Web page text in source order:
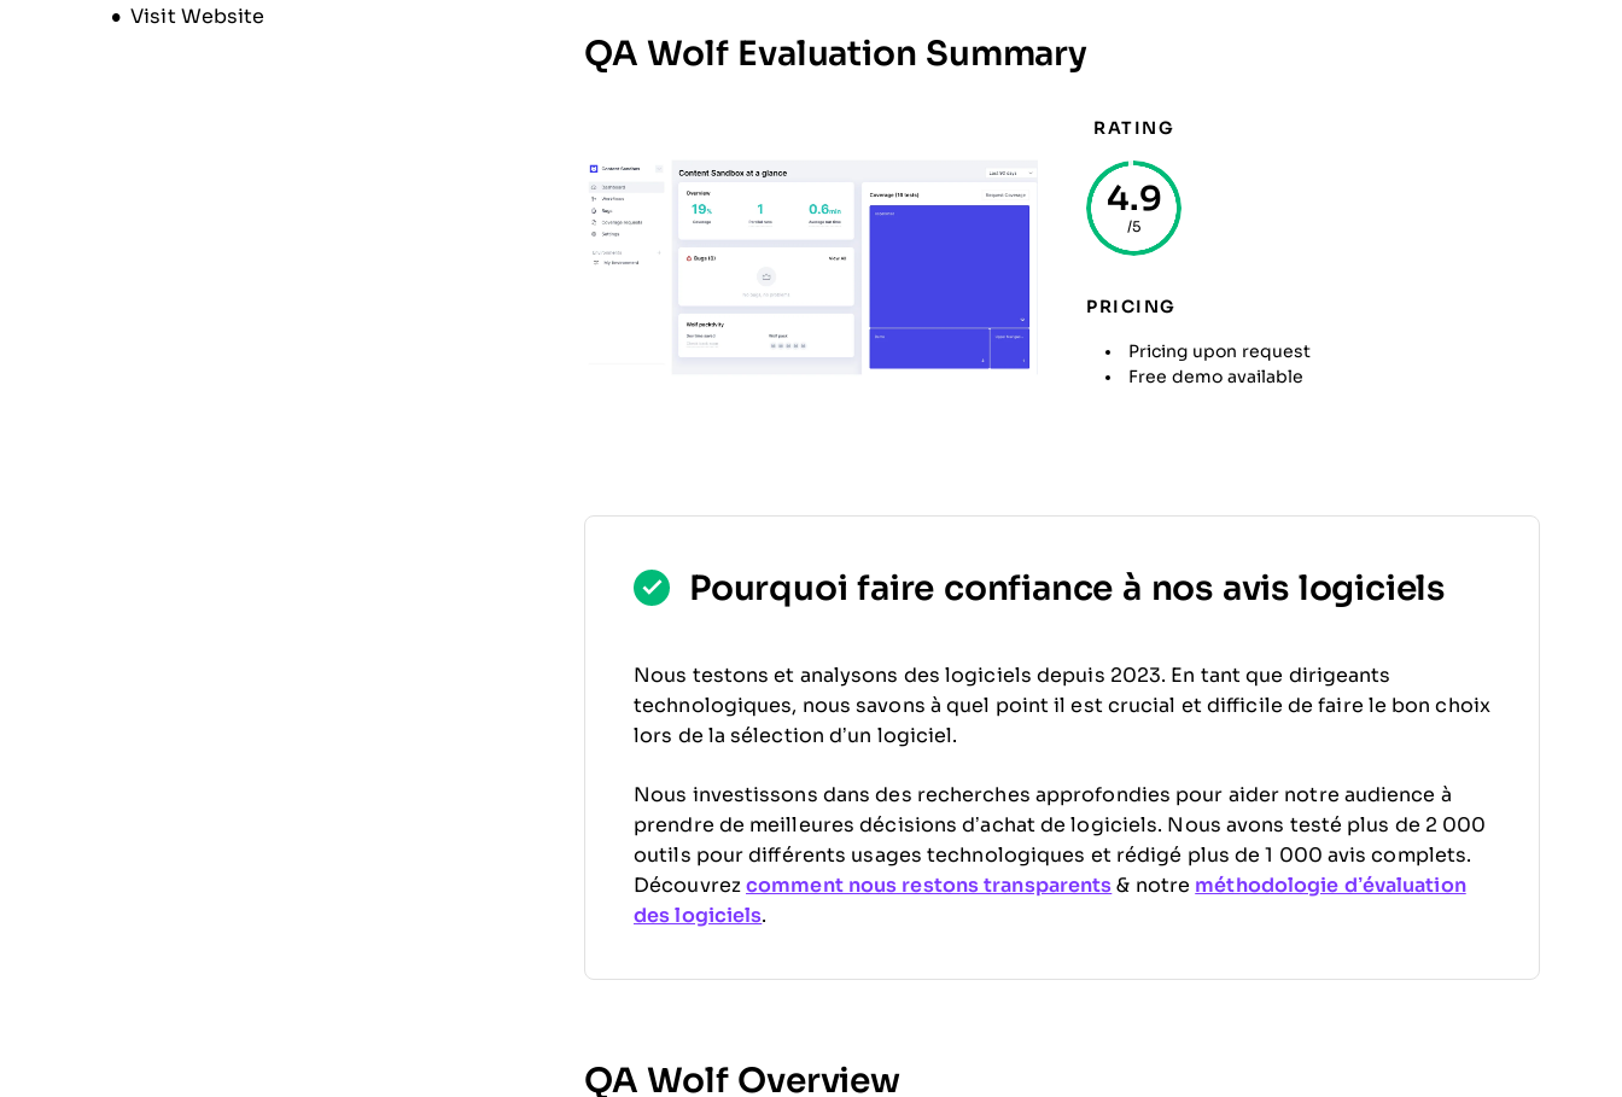
Visit Website
Opens new window
QA Wolf Evaluation Summary
RATING
4.9
/5
PRICING
Pricing upon request
Free demo available
Pourquoi faire confiance à nos avis logiciels
Nous testons et analysons des logiciels depuis 2023. En tant que dirigeants
technologiques, nous savons à quel point il est crucial et difficile de faire le bon choix
lors de la sélection d’un logiciel.
Nous investissons dans des recherches approfondies pour aider notre audience à
prendre de meilleures décisions d’achat de logiciels. Nous avons testé plus de 2 000
outils pour différents usages technologiques et rédigé plus de 1 000 avis complets.
Découvrez comment nous restons transparents & notre méthodologie d’évaluation
des logiciels.
QA Wolf Overview